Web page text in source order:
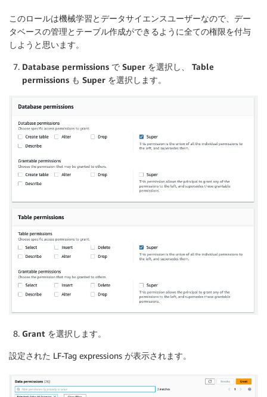
このロールは機械学習とデータサイエンスユーザーなので、デー
タベースの管理とテーブル作成ができるように全ての権限を付与
しようと思います。
Database permissions で Super を選択し、 Table
permissions も Super を選択します。
Grant を選択します。
設定された LF-Tag expressions が表示されます。